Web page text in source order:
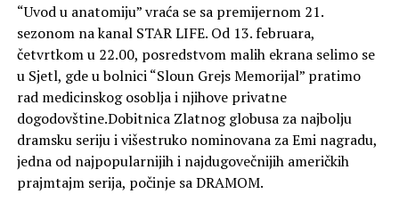
“Uvod u anatomiju” vraća se sa premijernom 21.
sezonom na kanal STAR LIFE. Od 13. februara,
četvrtkom u 22.00, posredstvom malih ekrana selimo se
u Sjetl, gde u bolnici “Sloun Grejs Memorijal” pratimo
rad medicinskog osoblja i njihove privatne
dogodovštine.Dobitnica Zlatnog globusa za najbolju
dramsku seriju i višestruko nominovana za Emi nagradu,
jedna od najpopularnijih i najdugovečnijih američkih
prajmtajm serija, počinje sa DRAMOM.